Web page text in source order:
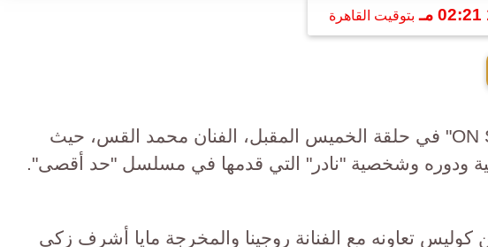
02:21 مـ بتوقيت القاهرة
يستضيف برنامج "ON SET" في حلقة الخميس المقبل، الفنان محمد القس، حيث
ودوره وشخصية "نادر" التي قدمها في مسلسل "حد أقصى".
تعاونه مع الفنانة روجينا والمخرجة مايا أشرف زكي